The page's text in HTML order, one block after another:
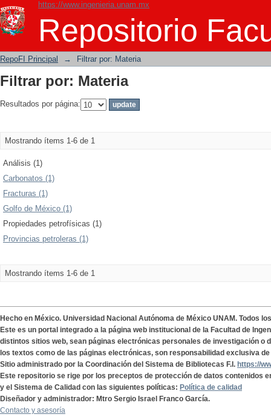
https://www.ingenieria.unam.mx
Repositorio
Filtrar por: Materia
RepoFI Principal → Filtrar por: Materia
Filtrar por: Materia
Resultados por página:
Mostrando ítems 1-6 de 1
Análisis (1)
Carbonatos (1)
Fracturas (1)
Golfo de México (1)
Propiedades petrofísicas (1)
Provincias petroleras (1)
Mostrando ítems 1-6 de 1
Hecho en México. Universidad Nacional Autónoma de México UNAM. Todos
Este es un portal integrado a la página web institucional de la Facultad de
distintos sitios web, sean páginas electrónicas personales de investigación o
los textos como de las páginas electrónicas, son responsabilidad exclusiva
Sitio administrado por la Coordinación del Sistema de Bibliotecas F.I. https://
Este repositorio se rige por los preceptos de protección de datos contenidos
y el Sistema de Calidad con las siguientes políticas: Política de calidad
Diseñador y administrador: Mtro Sergio Israel Franco García.
Contacto y asesoría